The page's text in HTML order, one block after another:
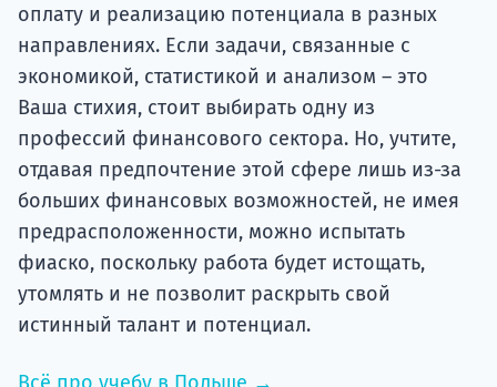
оплату и реализацию потенциала в разных
направлениях. Если задачи, связанные с
экономикой, статистикой и анализом – это
Ваша стихия, стоит выбирать одну из
профессий финансового сектора. Но, учтите,
отдавая предпочтение этой сфере лишь из-за
больших финансовых возможностей, не имея
предрасположенности, можно испытать
фиаско, поскольку работа будет истощать,
утомлять и не позволит раскрыть свой
истинный талант и потенциал.